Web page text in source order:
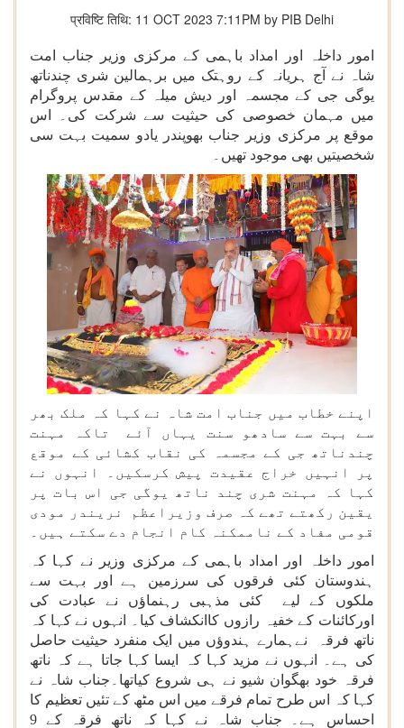
प्रविष्टि तिथि: 11 OCT 2023 7:11PM by PIB Delhi
امور داخلہ اور امداد باہمی کے مرکزی وزیر جناب امت
شاہ نے آج ہریانہ کے روہتک میں برہمالین شری چندناتھ
یوگی جی کے مجسمہ اور دیش میلہ کے مقدس پروگرام
میں مہمان خصوصی کی حیثیت سے شرکت کی۔ اس
موقع پر مرکزی وزیر جناب بھوپندر یادو سمیت بہت سی
شخصیتیں بھی موجود تھیں۔
اپنے خطاب میں جناب امت شاہ نے کہا کہ ملک بھر
سے بہت سے سادھو سنت یہاں آئے تاکہ مہنت
چندناتھ جی کے مجسمہ کی نقاب کشائی کے موقع
پر انہیں خراج عقیدت پیش کرسکیں۔ انہوں نے
کہا کہ مہنت شری چند ناتھ یوگی جی اس بات پر
یقین رکھتے تھے کہ صرف وزیراعظم نریندر مودی
قومی مفاد کے ناممکنہ کام انجام دے سکتے ہیں۔
امور داخلہ اور امداد باہمی کے مرکزی وزیر نے کہا کہ
ہندوستان کئی فرقوں کی سرزمین ہے اور بہت سے
ملکوں کے لیے کئی مذہبی رہنماؤں نے عبادت کی
اورکائنات کے خفیہ رازوں کاانکشاف کیا۔ انہوں نے کہا کہ
ناتھ فرقہ نےہمارے ہندوؤں میں ایک منفرد حیثیت حاصل
کی ہے۔ انہوں نے مزید کہا کہ ایسا کہا جاتا ہے کہ ناتھ
فرقہ خود بھگوان شیو نے ہی شروع کیاتھا۔جناب شاہ نے
کہا کہ اس طرح تمام فرقے میں اس مٹھ کے تئیں تعظیم کا
احساس ہے۔ جناب شاہ نے کہا کہ ناتھ فرقہ کے 9